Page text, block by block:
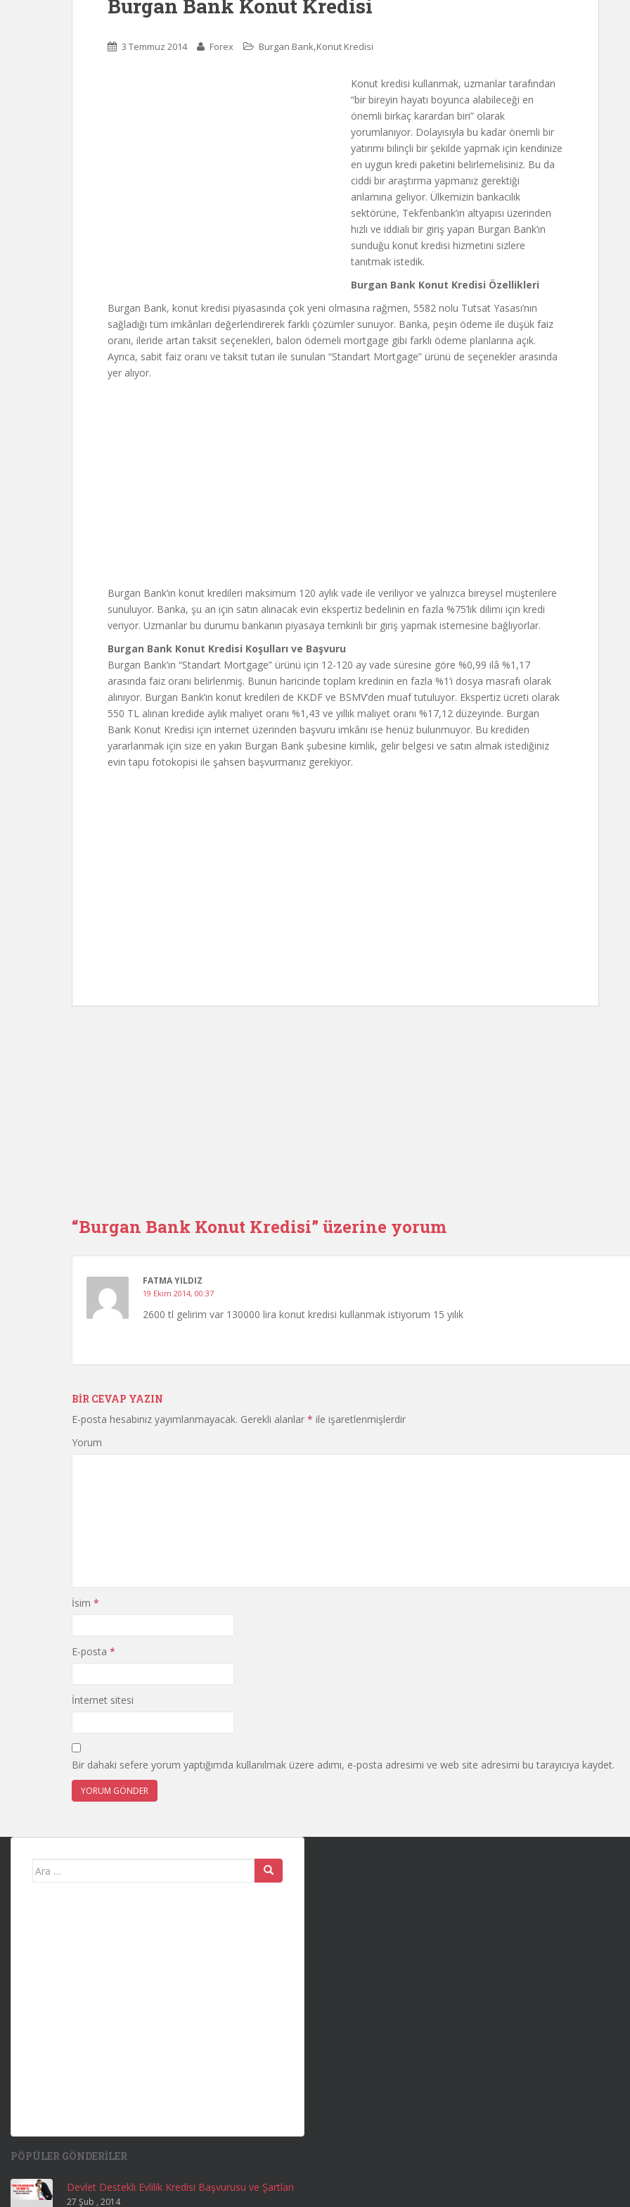
Burgan Bank Konut Kredisi
3 Temmuz 2014 Forex Burgan Bank,Konut Kredisi
Konut kredisi kullanmak, uzmanlar tarafından
“bir bireyin hayatı boyunca alabileceği en
önemli birkaç karardan biri” olarak
yorumlanıyor. Dolayısıyla bu kadar önemli bir
yatırımı bilinçli bir şekilde yapmak için kendinize
en uygun kredi paketini belirlemelisiniz. Bu da
ciddi bir araştırma yapmanız gerektiği
anlamına geliyor. Ülkemizin bankacılık
sektörüne, Tekfenbank’ın altyapısı üzerinden
hızlı ve iddialı bir giriş yapan Burgan Bank’ın
sunduğu konut kredisi hizmetini sizlere
tanıtmak istedik.
Burgan Bank Konut Kredisi Özellikleri
Burgan Bank, konut kredisi piyasasında çok yeni olmasına rağmen, 5582 nolu Tutsat Yasası’nın
sağladığı tüm imkânları değerlendirerek farklı çözümler sunuyor. Banka, peşin ödeme ile düşük faiz
oranı, ileride artan taksit seçenekleri, balon ödemeli mortgage gibi farklı ödeme planlarına açık.
Ayrıca, sabit faiz oranı ve taksit tutarı ile sunulan “Standart Mortgage” ürünü de seçenekler arasında
yer alıyor.
Burgan Bank’ın konut kredileri maksimum 120 aylık vade ile veriliyor ve yalnızca bireysel müşterilere
sunuluyor. Banka, şu an için satın alınacak evin ekspertiz bedelinin en fazla %75’lik dilimi için kredi
veriyor. Uzmanlar bu durumu bankanın piyasaya temkinli bir giriş yapmak istemesine bağlıyorlar.
Burgan Bank Konut Kredisi Koşulları ve Başvuru
Burgan Bank’ın “Standart Mortgage” ürünü için 12-120 ay vade süresine göre %0,99 ilâ %1,17
arasında faiz oranı belirlenmiş. Bunun haricinde toplam kredinin en fazla %1’i dosya masrafı olarak
alınıyor. Burgan Bank’ın konut kredileri de KKDF ve BSMV’den muaf tutuluyor. Ekspertiz ücreti olarak
550 TL alınan kredide aylık maliyet oranı %1,43 ve yıllık maliyet oranı %17,12 düzeyinde. Burgan
Bank Konut Kredisi için internet üzerinden başvuru imkânı ise henüz bulunmuyor. Bu krediden
yararlanmak için size en yakın Burgan Bank şubesine kimlik, gelir belgesi ve satın almak istediğiniz
evin tapu fotokopisi ile şahsen başvurmanız gerekiyor.
“Burgan Bank Konut Kredisi” üzerine yorum
FATMA YILDIZ
19 Ekim 2014, 00:37
2600 tl gelirim var 130000 lira konut kredisi kullanmak istiyorum 15 yılık
BIR CEVAP YAZIN
E-posta hesabınız yayımlanmayacak. Gerekli alanlar * ile işaretlenmişlerdir
Yorum
İsim *
E-posta *
İnternet sitesi
Bir dahaki sefere yorum yaptığımda kullanılmak üzere adımı, e-posta adresimi ve web site adresimi bu tarayıcıya kaydet.
Search
PÖPÜLER GÖNDERILER
Devlet Destekli Evlilik Kredisi Başvurusu ve Şartları
27 Şub , 2014